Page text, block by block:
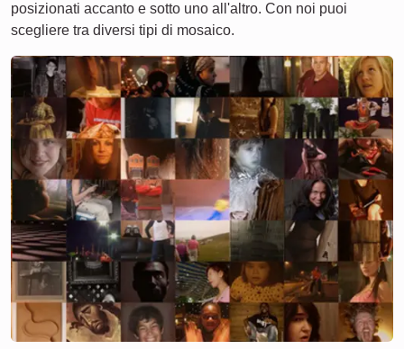
posizionati accanto e sotto uno all'altro. Con noi puoi
scegliere tra diversi tipi di mosaico.